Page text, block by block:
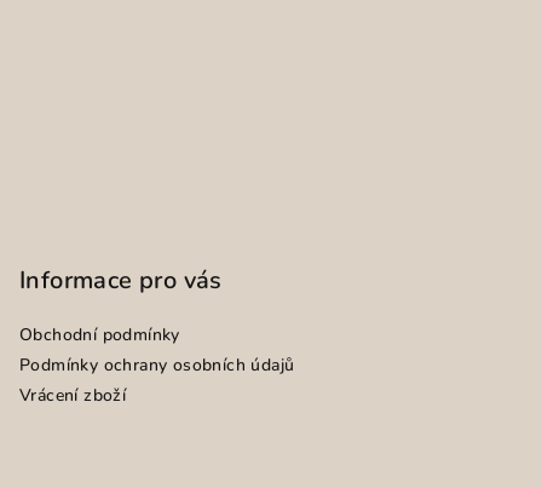
Informace pro vás
Obchodní podmínky
Podmínky ochrany osobních údajů
Vrácení zboží